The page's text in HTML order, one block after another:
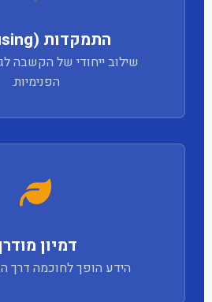
התמקדות (Focusing)
שילוב ייחודי של הקשבה
הפנימיות.
דמיון
הידע הופך לחוכמה דרך